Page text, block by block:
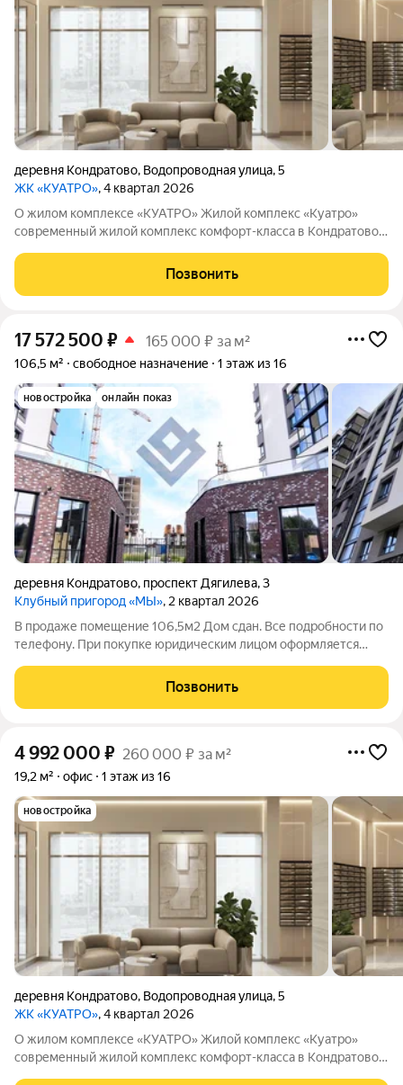
деревня Кондратово, Водопроводная улица,5
ЖК «КУАТРО», 4 квартал 2026
О жилом комплексе «КУАТРО» Жилой комплекс «Куатро»
современный жилой комплекс комфорт-класса в Кондратово,
Шесть секций объединены общей архитектурой, закрытым
двор-садом на стилобате и
Позвонить
17 572 500 ₽ 165 000 ₽ за м²
106,5 м² свободное назначение 1 этаж из 16
новостройка онлайн показ
деревня Кондратово, проспект Дягилева,3
Клубный пригород «МЫ», 2 квартал 2026
В продаже помещение 106,5м2 Дом сдан. Все подробности по
телефону. При покупке юридическим лицом оформляется
конкуренции. Комплекс не соприкасается с инфраструктурой
Кондратово - стоит отдельно. Срочно
Позвонить
4 992 000 ₽ 260 000 ₽ за м²
19,2 м² офис 1 этаж из 16
новостройка
деревня Кондратово, Водопроводная улица,5
ЖК «КУАТРО», 4 квартал 2026
О жилом комплексе «КУАТРО» Жилой комплекс «Куатро»
современный жилой комплекс комфорт-класса в Кондратово,